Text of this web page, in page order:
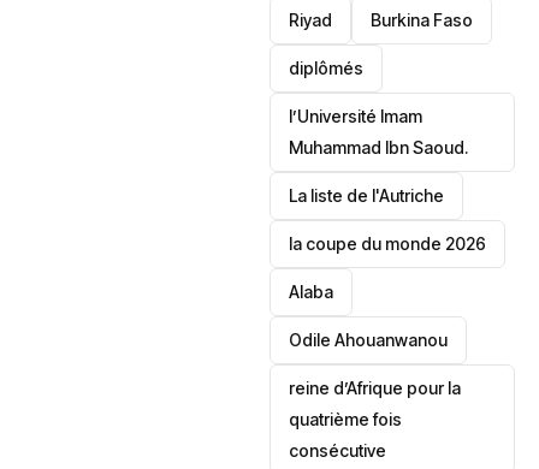
Riyad Burkina Faso
diplômés
l’Université Imam
Muhammad Ibn Saoud.
‎La liste de l'Autriche
la coupe du monde 2026
Alaba
Odile Ahouanwanou
reine d’Afrique pour la
quatrième fois
consécutive